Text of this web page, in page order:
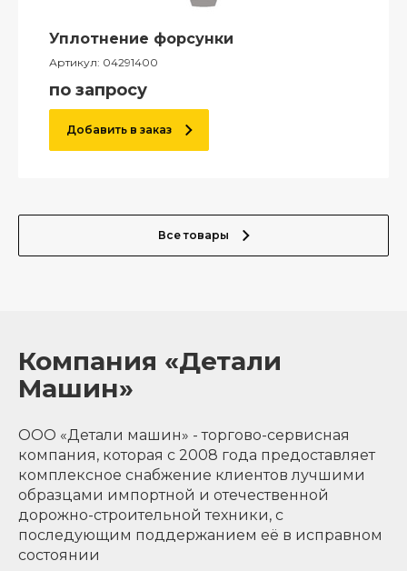
Уплотнение форсунки
Артикул: 04291400
по запросу
Добавить в заказ
Все товары
Компания «Детали
Машин»
ООО «Детали машин» - торгово-сервисная
компания, которая с 2008 года предоставляет
комплексное снабжение клиентов лучшими
образцами импортной и отечественной
дорожно-строительной техники, с
последующим поддержанием её в исправном
состоянии